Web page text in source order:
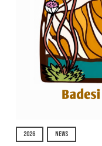
2026 NEWS